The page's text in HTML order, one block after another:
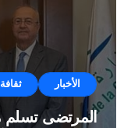
الأخبار ثقافة
المرتضى تسلم